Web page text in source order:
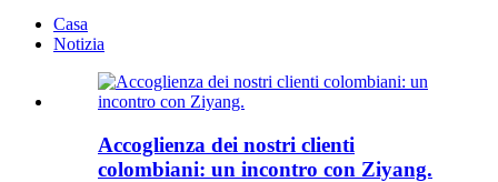
Casa
Notizia
Accoglienza dei nostri clienti
colombiani: un incontro con Ziyang.